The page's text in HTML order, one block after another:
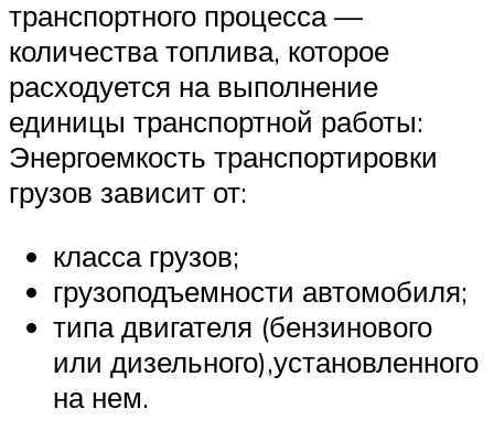
транспортного процесса —
количества топлива, которое
расходуется на выполнение
единицы транспортной работы:
Энергоемкость транспортировки
грузов зависит от:
класса грузов;
грузоподъемности автомобиля;
типа двигателя (бензинового
или дизельного),установленного
на нем.